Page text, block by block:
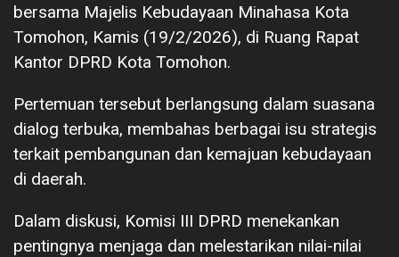
bersama Majelis Kebudayaan Minahasa Kota
Tomohon, Kamis (19/2/2026), di Ruang Rapat
Kantor DPRD Kota Tomohon.
Pertemuan tersebut berlangsung dalam suasana
dialog terbuka, membahas berbagai isu strategis
terkait pembangunan dan kemajuan kebudayaan
di daerah.
Dalam diskusi, Komisi III DPRD menekankan
pentingnya menjaga dan melestarikan nilai-nilai